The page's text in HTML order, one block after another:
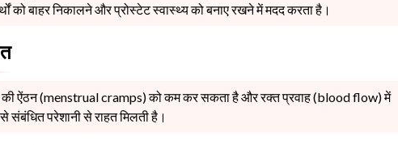
को बाहर निकालने और प्रोस्टेट स्वास्थ्य को बनाए रखने में मदद करता है।
की ऐंठन (menstrual cramps) को कम कर सकता है और रक्त प्रवाह (blood flow) में
परेशानी से राहत मिलती है।